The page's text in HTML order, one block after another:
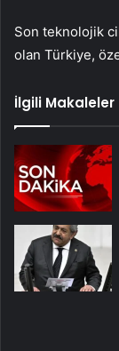
Son teknolojik
olan Türkiye,
İlgili Makaleler